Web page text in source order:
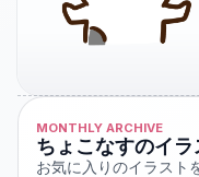
MONTHLY ARCHIVE
ちょこなすのイ
お気に入りのイラスト